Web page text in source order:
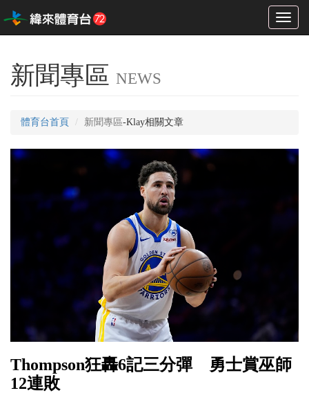
Toggle
新聞專區 NEWS
體育台首頁 新聞專區-Klay相關文章
Thompson狂轟6記三分彈 勇士賞巫師
12連敗